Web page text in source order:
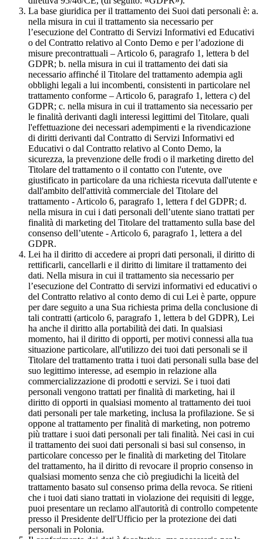
La base giuridica per il trattamento dei Suoi dati personali è: a.
nella misura in cui il trattamento sia necessario per
l’esecuzione del Contratto di Servizi Informativi ed Educativi
o del Contratto relativo al Conto Demo e per l’adozione di
misure precontrattuali – Articolo 6, paragrafo 1, lettera b del
GDPR; b. nella misura in cui il trattamento dei dati sia
necessario affinché il Titolare del trattamento adempia agli
obblighi legali a lui incombenti, consistenti in particolare nel
trattamento conforme – Articolo 6, paragrafo 1, lettera c) del
GDPR; c. nella misura in cui il trattamento sia necessario per
le finalità derivanti dagli interessi legittimi del Titolare, quali
l'effettuazione dei necessari adempimenti e la rivendicazione
di diritti derivanti dal Contratto di Servizi Informativi ed
Educativi o dal Contratto relativo al Conto Demo, la
sicurezza, la prevenzione delle frodi o il marketing diretto del
Titolare del trattamento o il contatto con l'utente, ove
giustificato in particolare da una richiesta ricevuta dall'utente e
dall'ambito dell'attività commerciale del Titolare del
trattamento - Articolo 6, paragrafo 1, lettera f del GDPR; d.
nella misura in cui i dati personali dell’utente siano trattati per
finalità di marketing del Titolare del trattamento sulla base del
consenso dell’utente - Articolo 6, paragrafo 1, lettera a del
GDPR.
Lei ha il diritto di accedere ai propri dati personali, il diritto di
rettificarli, cancellarli e il diritto di limitare il trattamento dei
dati. Nella misura in cui il trattamento sia necessario per
l’esecuzione del Contratto di servizi informativi ed educativi o
del Contratto relativo al conto demo di cui Lei è parte, oppure
per dare seguito a una Sua richiesta prima della conclusione di
tali contratti (articolo 6, paragrafo 1, lettera b del GDPR), Lei
ha anche il diritto alla portabilità dei dati. In qualsiasi
momento, hai il diritto di opporti, per motivi connessi alla tua
situazione particolare, all'utilizzo dei tuoi dati personali se il
Titolare del trattamento tratta i tuoi dati personali sulla base del
suo legittimo interesse, ad esempio in relazione alla
commercializzazione di prodotti e servizi. Se i tuoi dati
personali vengono trattati per finalità di marketing, hai il
diritto di opporti in qualsiasi momento al trattamento dei tuoi
dati personali per tale marketing, inclusa la profilazione. Se si
oppone al trattamento per finalità di marketing, non potremo
più trattare i suoi dati personali per tali finalità. Nei casi in cui
il trattamento dei suoi dati personali si basi sul consenso, in
particolare concesso per le finalità di marketing del Titolare
del trattamento, ha il diritto di revocare il proprio consenso in
qualsiasi momento senza che ciò pregiudichi la liceità del
trattamento basato sul consenso prima della revoca. Se ritieni
che i tuoi dati siano trattati in violazione dei requisiti di legge,
puoi presentare un reclamo all'autorità di controllo competente
presso il Presidente dell'Ufficio per la protezione dei dati
personali in Polonia.